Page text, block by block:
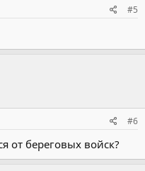
#5
#6
от береговых войск?